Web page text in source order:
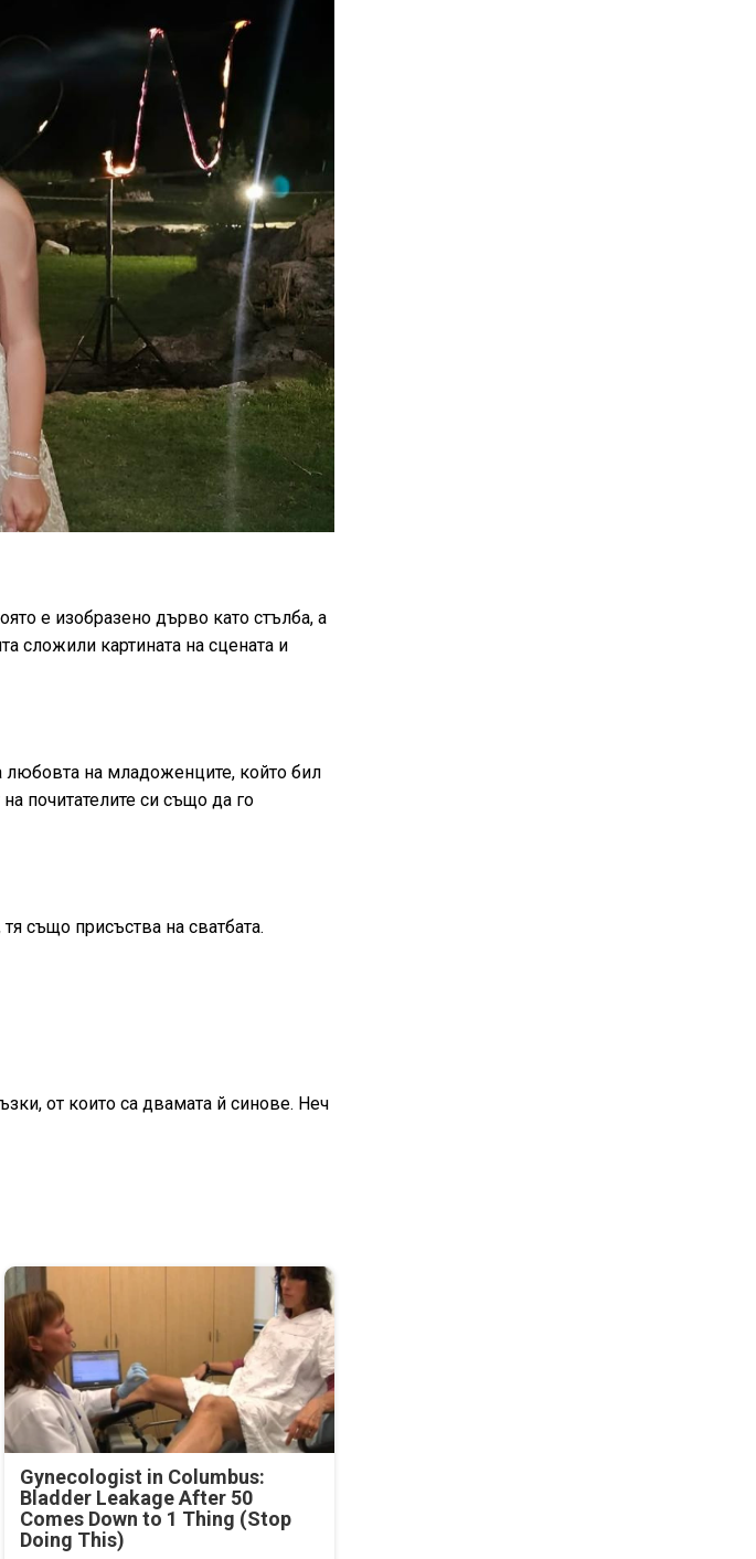
е изобразено дърво като стълба, а
сложили картината на сцената и
на младоженците, който бил
почитателите си също да го
също присъства на сватбата.
от които са двамата й синове. Неч
Gynecologist in Columbus:
Bladder Leakage After 50
Comes Down to 1 Thing (Stop
Doing This)